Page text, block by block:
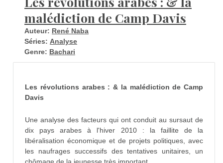
malédiction de Camp Davis
Auteur: René Naba
Séries: Analyse
Genre: Bachari
Les révolutions arabes : & la malédiction de Camp
Davis
Une analyse des facteurs qui ont conduit au sursaut de
dix pays arabes à l'hiver 2010 : la faillite de la
libéralisation économique et de projets politiques, avec
les naufrages successifs des tentatives unitaires, un
chômage de la jeunesse très important...